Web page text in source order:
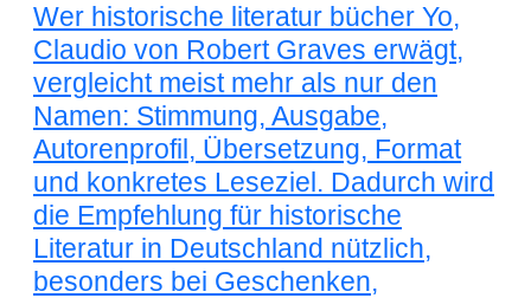
Wer historische literatur bücher Yo,
Claudio von Robert Graves erwägt,
vergleicht meist mehr als nur den
Namen: Stimmung, Ausgabe,
Autorenprofil, Übersetzung, Format
und konkretes Leseziel. Dadurch wird
die Empfehlung für historische
Literatur in Deutschland nützlich,
besonders bei Geschenken,